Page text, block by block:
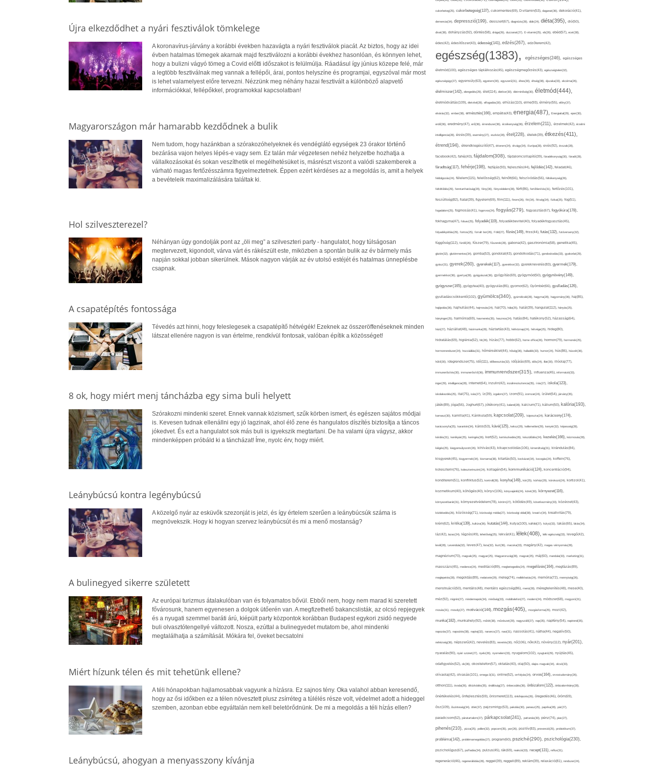
Újra elkezdődhet a nyári fesztiválok tömkelege
A koronavírus-járvány a korábbi években hazavágta a nyári fesztiválok piacát. Az biztos, hogy az idei
évben hatalmas tömegek akarnak majd fesztiválozni a korábbi évekhez hasonlóan, és könnyen lehet,
hogy a bulizni vágyó tömeg a Covid előtti időszakot is felülmúlja. Ráadásul így június közepe felé, már
a legtöbb fesztiválnak meg vannak a fellépői, árai, pontos helyszíne és programjai, egyszóval már most
is lehet valamelyest előre tervezni. Nézzünk meg néhány hazai fesztivált a különböző alapvető
információkkal, fellépőkkel, programokkal kapcsolatban!
Magyarországon már hamarabb kezdődnek a bulik
Nem tudom, hogy hazánkban a szórakozóhelyeknek és vendéglátó egységek 23 órakor történő
bezárása vajon helyes lépés-e vagy sem. Ez talán már végzetesen nehéz helyzetbe hozhatja a
vállalkozásokat és sokan veszíthetik el megélhetésüket is, másrészt viszont a valódi szakemberek a
várható magas fertőzésszámra figyelmeztetnek. Éppen ezért kérdéses az a megoldás is, amit a helyek
a bevételeik maximalizálására találtak ki.
Hol szilveszterezel?
Néhányan úgy gondolják pont az „öli meg” a szilveszteri party - hangulatot, hogy túlságosan
megtervezett, kigondolt, várva várt és rákészült este, miközben a spontán bulik az év bármely más
napján sokkal jobban sikerülnek. Mások nagyon várják az év utolsó estéjét és hatalmas ünneplésbe
csapnak.
A csapatépítés fontossága
Tévedés azt hinni, hogy feleslegesek a csapatépítő hétvégék! Ezeknek az összeröffenéseknek minden
látszat ellenére nagyon is van értelme, rendkívül fontosak, valóban építik a közösséget!
8 ok, hogy miért menj táncházba egy sima buli helyett
Szórakozni mindenki szeret. Ennek vannak közismert, szűk körben ismert, és egészen sajátos módjai
is. Kevesen tudnak ellenállni egy jó lagzinak, ahol élő zene és hangulatos díszítés biztosítja a táncos
jókedvet. És ezt a hangulatot sok más buli is igyekszik megtartani. De ha valami újra vágysz, akkor
mindenképpen próbáld ki a táncházat! Íme, nyolc érv, hogy miért.
Leánybúcsú kontra legénybúcsú
A közelgő nyár az esküvők szezonját is jelzi, és így értelem szerűen a leánybúcsúk száma is
megnövekszik. Hogy ki hogyan szervez leánybúcsút és mi a menő mostanság?
A bulinegyed sikerre született
Az európai turizmus átalakulóban van és folyamatos bővül. Ebből nem, hogy nem marad ki szeretett
fővárosunk, hanem egyenesen a dolgok ütőerén van. A megfizethető bakancslisták, az olcsó repjegyek
és a nyugati szemmel baráti árú, kiépült party központok korábban Budapest egykori zsidó negyede
buli olvasztótengellyé változott. Nosza, ezúttal a bulinegyedet mutatom be, ahol mindenki
megtalálhatja a számítását. Mókára fel, öveket becsatolni
Miért hízunk télen és mit tehetünk ellene?
A téli hónapokban hajlamosabbak vagyunk a hízásra. Ez sajnos tény. Oka valahol abban keresendő,
hogy az ősi időkben ez a télen növesztett plusz zsírréteg a túlélés része volt, védelmet adott a hideggel
szemben, azonban ebbe egyáltalán nem kell beletörődnünk. De mi a megoldás a téli hízás ellen?
Leánybúcsú, ahogyan a menyasszony kívánja
cukorbeteg(25), cukorbetegség(137), cukormentes(69), D-vitamin(53), daganat(36), dekoráció(41),
demencia(34), depresszió(199), desszert(67), diagnózis(28), diák(24), diéta(395), dió(50),
divat(38), dohányzás(92), döntés(58), drága(26), duzzanat(27), E-vitamin(25), eb(26), ebéd(57), ecet(38),
édes(42), édesítőszer(43), édesség(141), edzés(267), edzőterem(42),
egészség(1383), egészséges(246), egészséges
életmód(100), egészséges táplálkozás(45), egészségmegőrzés(43), egészségtelen(32),
egészségügy(27), egyensúly(63), egyetem(30), egyszerű(31), éhes(30), éhség(38), éjszaka(33), ekcéma(26),
élelmiszer(142), elengedés(29), élet(114), életkor(30), életminőség(30), életmód(444),
életmódváltás(109), életvitel(28), elfogadás(30), elhízás(110), elme(93), élmény(55), előny(37),
elvárás(32), ember(38), emésztés(166), empátia(43), energia(487), Energiaital(29), eper(30),
erdő(36), eredmény(47), erő(36), érrendszer(36), érzékenység(36), érzelem(211), érzelmek(42), érzelmi
intelligencia(28), érzés(39), esemény(27), eszköz(28), étel(228), ételek(39), étkezés(411),
étrend(194), étrendkiegészítő(47), étterem(24), étvágy(34), Európa(28), evés(92), évszak(28),
facebook(42), fahéj(43), fájdalom(308), fájdalomcsillapító(39), fáradékonyság(30), fáradt(28),
fáradtság(117), fehérje(198), fejfájás(93), fejlesztés(44), fejlődés(142), feladat(46),
feldolgozás(24), félelem(115), felelősség(62), felnőtt(66), felszívódás(56), féltékenység(26),
feltöltődés(29), fenntarthatóság(29), fény(36), fényvédelem(28), férfi(86), fertőtlenítés(31), fertőzés(101),
feszültség(82), fiatal(39), figyelem(69), film(111), finom(26), fitt(34), fittség(34), fizikai(25), fog(51),
fogadalom(25), fogmosás(41), fogorvos(24), fogyás(279), fogyasztás(67), fogyókúra(178),
fokhagyma(47), folsav(25), folyadék(119), folyadékbevitel(40), folyadékfogyasztás(45),
folyadékpótlás(29), fontos(25), forralt bor(26), Föld(27), főzés(149), friss(44), futás(132), futóverseny(32),
függőség(112), fürdő(26), fűszer(79), fűszerek(28), gabona(42), gasztronómia(58), genetika(45),
glutén(32), gluténmentes(34), gomba(53), gondolat(43), gondolkodás(71), gondoskodás(33), gyakorlat(29),
gyász(31), gyerek(260), gyerekek(117), gyerekkor(32), gyereknevelés(83), gyermek(179),
gyermekkor(36), gyertya(28), gyógyászat(36), gyógyítás(69), gyógymód(50), gyógynövény(149),
gyógyszer(165), gyógytea(40), gyógyulás(85), gyomor(62), Gyömbér(66), gyulladás(126),
gyulladáscsökkentő(102), gyümölcs(340), gyümölcslé(28), hagyma(28), hagyomány(36), haj(85),
hajápolás(36), hajhullás(44), hajmosás(24), hal(70), hála(25), halál(39), hangulat(112), hányás(25),
hányinger(25), harmónia(69), hasmenés(35), hasznos(24), hatás(84), hatékony(52), házasság(64),
házi(27), háziállat(48), házimunka(28), háztartás(43), hétköznap(24), hétvége(25), hideg(80),
hidratálás(69), higiénia(52), hit(26), hízás(77), hobbi(62), home office(26), hormon(79), hormonok(25),
hormonrendszer(24), hozzáállás(31), hőmérséklet(44), hőség(36), hulladék(33), humor(24), hús(86), húsvét(36),
hűtő(30), idegrendszer(75), idő(111), időbeosztás(32), időjárás(69), idős(24), illat(30), illóolaj(77),
immunerősítés(30), immunerősítő(36), immunrendszer(315), influenza(45), információ(33),
inger(29), intelligencia(28), internet(64), inzulin(42), inzulinrezisztencia(35), írás(27), iskola(123),
iskolakezdés(25), ital(75), ivás(27), íz(39), izgalom(27), izom(91), izomzat(24), ízület(54), járvány(35),
játék(89), jóga(56), Joghurt(67), jótékony(41), kaland(28), kalcium(71), kálium(50), kalória(193),
kamasz(30), kamilla(41), Kánikula(59), kapcsolat(209), káposzta(24), karácsony(174),
karácsonyfa(25), karantén(34), káros(53), kávé(125), keksz(29), kellemetlen(29), kenyér(32), képesség(28),
kérdés(31), kerékpár(25), keringés(26), kert(52), kertészkedés(26), készülődés(24), kezelés(166), kézmosás(28),
kiégés(25), kiegyensúlyozott(26), kihívás(43), kikapcsolódás(106), kimerültség(31), kirándulás(84),
kisgyerek(45), kisgyermek(34), kismama(38), kitartás(50), kockázat(34), kocogás(24), koffein(76),
koleszterin(76), koleszterinszint(24), kollagén(54), kommunikáció(124), koncentráció(94),
konditerem(51), konfliktus(52), kontroll(28), konyha(149), kór(25), kórház(29), kórokozó(24), kortizol(41),
kozmetikum(40), köhögés(40), könyv(106), könyvajánló(24), köret(30), környezet(116),
környezetbarát(31), környezetvédelem(78), köröm(27), kötődés(49), következmény(33), közérzet(43),
közlekedés(26), közösség(71), közösségi média(27), közösségi oldal(38), kreatív(34), kreativitás(79),
krém(62), kritika(139), kultúra(36), kutatás(144), kutya(100), külföld(27), kütyü(33), lakás(65), látás(34),
láz(42), lazac(24), légzés(49), lehetőség(25), lekvár(41), lélek(408), lelki egészség(33), levegő(42),
levél(28), Levendula(32), leves(47), lista(32), liszt(36), macska(33), magány(42), magas vérnyomás(28),
magnézium(70), magvak(25), magyar(25), Magyarország(28), magzat(25), máj(60), mandula(33), marketing(31),
masszázs(45), medence(24), meditáció(89), megbetegedés(24), megelőzés(164), megfázás(89),
meglepetés(28), megoldás(89), melatonin(29), meleg(74), mellékhatás(24), memória(72), mennyiség(26),
menstruáció(50), mentális(48), mentális egészség(86), menü(28), méregtelenítés(48), mese(40),
méz(92), migrén(27), mindennapok(34), minőség(33), mobiltelefon(27), modern(24), módszer(68), mogyoró(31),
mosás(31), mosoly(27), motiváció(144), mozgás(405), mozgásforma(25), mozi(42),
munka(182), munkahely(92), műtét(38), művészet(29), nagyszülő(27), nap(35), napfény(54), napirend(35),
napozás(37), napsütés(38), naptej(32), narancs(27), nasi(31), nassolás(41), nátha(44), negatív(50),
nehézség(36), népszerű(42), nevelés(83), nevetés(30), nő(106), nők(42), növény(112), nyár(201),
nyaralás(90), nyári szünet(27), nyelv(26), nyomelem(33), nyugalom(102), nyugtató(29), nyújtás(45),
odafigyelés(52), ok(36), okostelefon(57), oktatás(40), olaj(50), olajos magvak(34), olcsó(33),
olívaolaj(42), olvasás(101), omega-3(31), online(52), orrfolyás(24), orvos(164), orvostudomány(26),
otthon(111), óvoda(26), öltözködés(35), önállóság(27), önbecsülés(36), önbizalom(122), önbizalomhiány(28),
önértékelés(44), önfejlesztés(59), önismeret(113), önkifejezés(26), öregedés(46), öröm(69),
ősz(109), őszinteség(34), ötlet(37), pajzsmirigy(53), pakolás(30), panasz(25), paprika(28), pár(27),
paradicsom(52), páratartalom(27), párkapcsolat(241), pattanás(30), pénz(74), piac(27),
pihenés(210), pizza(25), pollen(32), popcorn(35), por(26), pozitív(83), prevenció(25), probiotikum(37),
probléma(142), problémamegoldás(27), program(60), psziché(290), pszichológia(230),
pszichológus(67), puffadás(34), pulzus(45), rák(69), reakció(33), recept(131), reflux(31),
regeneráció(46), regenerálódás(28), reggel(39), reggeli(89), reklám(39), relaxáció(81), rendszer(24),